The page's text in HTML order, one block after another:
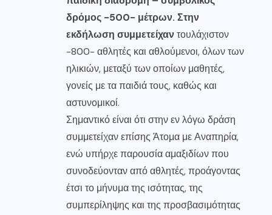
δρόμος -500- μέτρων. Στην
εκδήλωση συμμετείχαντουλάχιστον
-800- αθλητές και αθλούμενοι, όλων των
ηλικιών, μεταξύ των οποίων μαθητές,
γονείς με τα παιδιά τους, καθώς και
αστυνομικοί.
Σημαντικό είναι ότι στην εν λόγω δράση
συμμετείχαν επίσης Άτομα με Αναπηρία,
ενώ υπήρχε παρουσία αμαξιδίων που
συνοδεύονταν από αθλητές, προάγοντας
έτσι το μήνυμα της ισότητας, της
συμπερίληψης και της προσβασιμότητας